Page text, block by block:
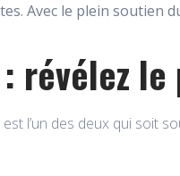
Avec le plein soutien
: révélez
est l’un des deux qui soit